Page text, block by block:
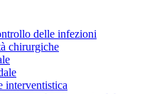
Visita il catalogo B.
per entrare subito in
delle infezioni
chirurgiche
interventistica